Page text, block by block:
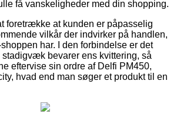
få vanskeligheder med din shopping.
foretrække at kunden er påpasselig
vilkår der indvirker på handlen,
har. I den forbindelse er det
stadigvæk bevarer ens kvittering, så
eftervise sin ordre af Delfi PM450,
hvad end man søger et produkt til en